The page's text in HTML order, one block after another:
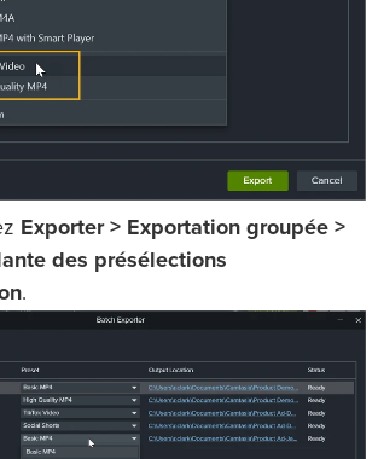
Exporter > Exportation groupée >
des présélections
.